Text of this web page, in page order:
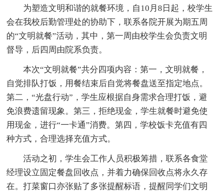
为塑造文明和谐的就餐环境，自10月8日起，校学生
会在我校后勤管理处的协助下，联系各院开展为期五周
的“文明就餐”活动，其中，第一周由校学生会负责文明
督导，后四周由院系负责。
本次“文明就餐”共分四项内容：第一，文明就餐，
自觉排队打饭，用餐结束后自觉将餐盘送至指定地点。
第二，“光盘行动”，学生应根据自身需求合理打饭，避
免浪费遗留现象。第三，拒绝现金，学生就餐时避免使
用现金，进行“一卡通”消费。第四，学校饭卡充值有四
种方式，合理选择充值方式。
活动之初，学生会工作人员积极筹措，联系各食堂
经理设立固定餐盘回收点，并着力确保回收点将永久存
在。打菜窗口亦张贴了多张提醒标语，提醒同学们文明